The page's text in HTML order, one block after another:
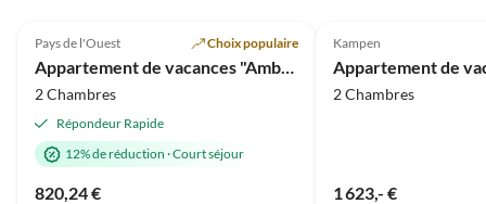
Pays de l'Ouest Choix populaire
2 Chambres
Répondeur Rapide
12% de réduction ·Court séjour
820,24 €
Kampen
2 Chambres
1 623,- €